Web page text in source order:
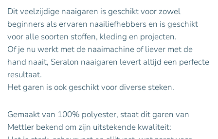
Dit veelzijdige naaigaren is geschikt voor zowel
beginners als ervaren naailiefhebbers en is geschikt
voor alle soorten stoffen, kleding en projecten.
Of je nu werkt met de naaimachine of liever met de
hand naait, Seralon naaigaren levert altijd een perfecte
resultaat.
Het garen is ook geschikt voor diverse steken.
Gemaakt van 100% polyester, staat dit garen van
Mettler bekend om zijn uitstekende kwaliteit: